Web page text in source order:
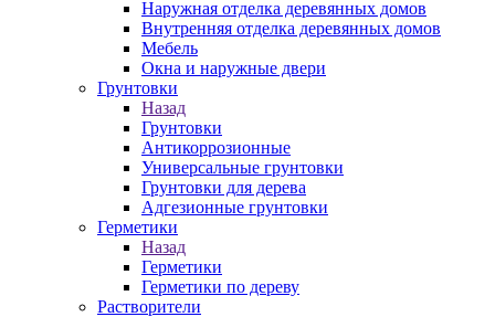
Наружная отделка деревянных домов
Внутренняя отделка деревянных домов
Мебель
Окна и наружные двери
Грунтовки
Назад
Грунтовки
Антикоррозионные
Универсальные грунтовки
Грунтовки для дерева
Адгезионные грунтовки
Герметики
Назад
Герметики
Герметики по дереву
Растворители